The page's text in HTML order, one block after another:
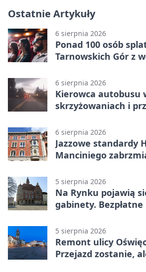
Ostatnie Artykuły
6 sierpnia 2026
Ponad 100 osób
Tarnowskich Gór z
6 sierpnia 2026
Kierowca autobusu
skrzyżowaniach i
6 sierpnia 2026
Jazzowe standardy
Manciniego
5 sierpnia 2026
Na Rynku pojawią
gabinety.
5 sierpnia 2026
Remont ulicy
Przejazd zostanie,